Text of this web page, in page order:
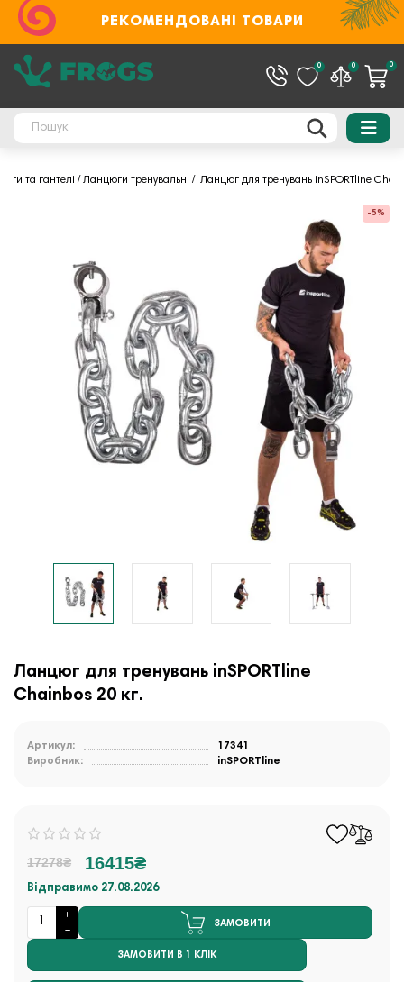
РЕКОМЕНДОВАНІ ТОВАРИ
0 0 0
та гантелі Ланцюги тренувальні Ланцюг для тренувань inSPORTline
-5%
Ланцюг для тренувань inSPORTline
Chainbos 20 кг.
Артикул:
17341
Виробник:
inSPORTline
17278₴ 16415₴
Відправимо 27.08.2026
ЗАМОВИТИ
ЗАМОВИТИ В 1 КЛІК